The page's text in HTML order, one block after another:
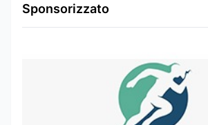
Sponsorizzato